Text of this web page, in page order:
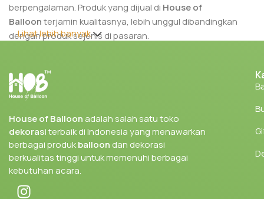
berpengalaman. Produk yang dijual di House of
Balloonterjamin kualitasnya, lebih unggul dibandingkan
dengan produk sejenis di pasaran.
kebutuhan dekorasi di berbagai acara, seperti pernikahan,
ulang tahun, corporate event, dan festival. Dengan kualitas
produk yang kami sediakan, kamu dapat menciptakan
dekorasi yang menakjubkan dengan hasil yang maksimal.
Tidak hanya menyediakan produk untuk dekorator veteran,
kami juga memberikan edukasi dan tips bagi pemula yang
ingin memulai bisnis dekorasi.
Berbelanja di
Lihat lebih banyak
House of Balloon adalah salah satu toko
dekorasiterbaik di Indonesia yang menawarkan
berbagai produkballoon dan dekorasi
berkualitas tinggi untuk memenuhi berbagai
kebutuhan acara.